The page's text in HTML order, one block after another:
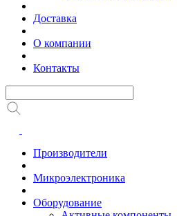
Доставка
О компании
Контакты
Производители
Микроэлектроника
Оборудование